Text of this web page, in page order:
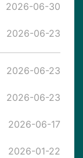
2026-06-30
2026-06-23
2026-06-23
2026-06-23
2026-06-17
2026-01-22